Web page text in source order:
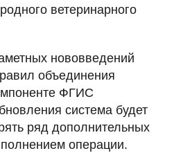
ветеринарного
нововведений
объединения
ФГИС
система будет
ряд дополнительных
операции.